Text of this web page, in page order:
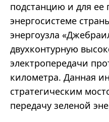
подстанцию и для ее
энергосистеме
энергоузла
двухконтурную
электропередачи
километра. Данная
стратегическим
передачу зеленой